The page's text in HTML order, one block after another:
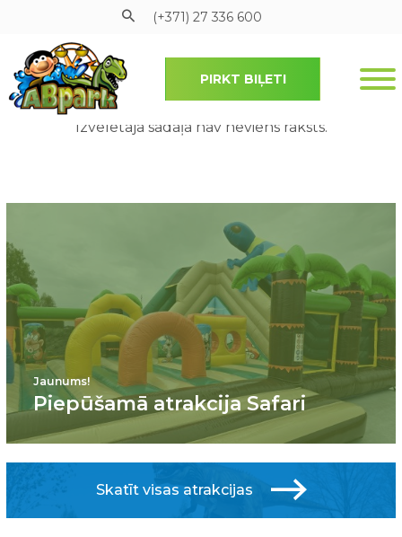
Pāriet uz galveno saturu
(+371) 27 336 600
PIRKT BIĻETI
Izvēlētajā sadaļā nav neviens raksts.
Jaunums!
Piepūšamā atrakcija Safari
Skatīt visas atrakcijas